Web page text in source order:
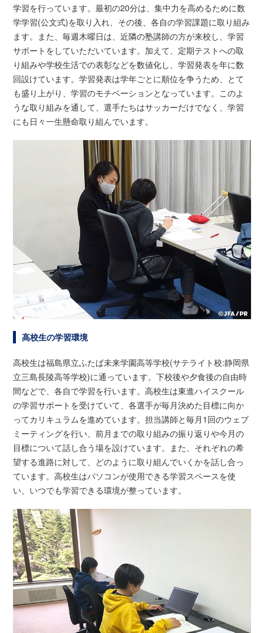
学習を行っています。最初の20分は、集中力を高めるために数
学学習(公文式)を取り入れ、その後、各自の学習課題に取り組み
ます。また、毎週木曜日は、近隣の塾講師の方が来校し、学習
サポートをしていただいています。加えて、定期テストへの取
り組みや学校生活での表彰などを数値化し、学習発表を年に数
回設けています。学習発表は学年ごとに順位を争うため、とて
も盛り上がり、学習のモチベーションとなっています。このよ
うな取り組みを通して、選手たちはサッカーだけでなく、学習
にも日々一生懸命取り組んでいます。
高校生の学習環境
高校生は福島県立ふたば未来学園高等学校(サテライト校:静岡県
立三島長陵高等学校)に通っています。下校後や夕食後の自由時
間などで、各自で学習を行います。高校生は東進ハイスクール
の学習サポートを受けていて、各選手が毎月決めた目標に向か
ってカリキュラムを進めています。担当講師と毎月1回のウェブ
ミーティングを行い、前月までの取り組みの振り返りや今月の
目標について話し合う場を設けています。また、それぞれの希
望する進路に対して、どのように取り組んでいくかを話し合っ
ています。高校生はパソコンが使用できる学習スペースを使
い、いつでも学習できる環境が整っています。